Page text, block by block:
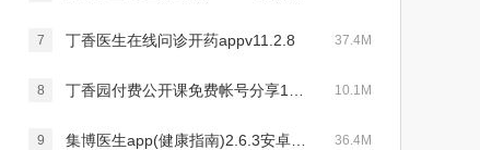
7 丁香医生在线问诊开药appv11.2.8 37.4M
8 10.1M
9 36.4M